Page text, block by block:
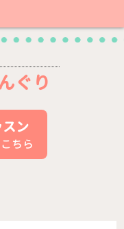
ぐり
ン
ちら